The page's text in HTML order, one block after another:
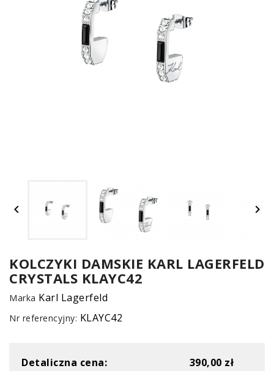
 
KOLCZYKI DAMSKIE KARL LAGERFELD
CRYSTALS KLAYC42
Marka Karl Lagerfeld
Nr referencyjny: KLAYC42
Detaliczna cena: 390,00 zł